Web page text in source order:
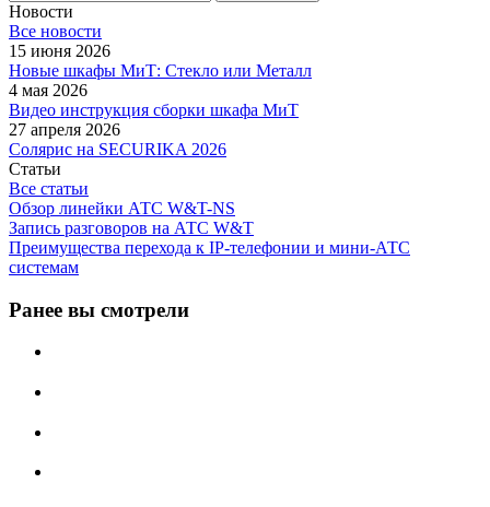
Новости
Все новости
15 июня 2026
Новые шкафы МиТ: Стекло или Металл
4 мая 2026
Видео инструкция сборки шкафа МиТ
27 апреля 2026
Солярис на SECURIKA 2026
Статьи
Все статьи
Обзор линейки АТС W&T-NS
Запись разговоров на АТС W&T
Преимущества перехода к IP-телефонии и мини-АТС
системам
Ранее вы смотрели